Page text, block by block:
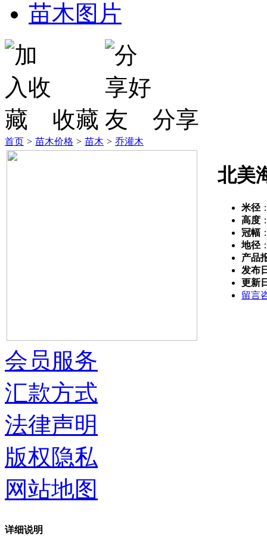
苗木图片
收藏 分享
首页 > 苗木价格 > 苗木 > 乔灌木
北美
米径
高度
冠幅
地径
产品
发布
更新
留言
详细说明
会员服务
汇款方式
法律声明
版权隐私
网站地图